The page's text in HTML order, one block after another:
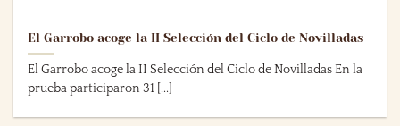
El Garrobo acoge la II Selección del Ciclo de Novilladas
El Garrobo acoge la II Selección del Ciclo de Novilladas En la
prueba participaron 31 [...]